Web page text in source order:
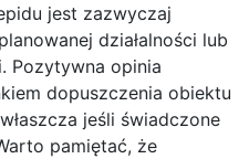
jest zazwyczaj
działalności lub
Pozytywna opinia
dopuszczenia obiektu
jeśli świadczone
pamiętać, że